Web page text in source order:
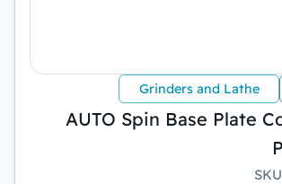
Grinders and Lathe
AUTO Spin Base Plate
SKU